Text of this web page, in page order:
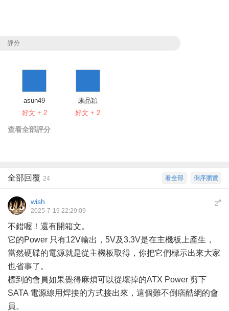
評分
asun49
好文 + 2
康品穎
好文 + 2
查看全部評分
倒序瀏覽
看全部
全部回覆 24
2#
wish
2025-7-19 22:29:09
不錯喔！還有開箱文。
它的Power 只有12V輸出，5V及3.3V是在主機板上產生，
當然硬碟的電源就是從主機板取得，你把它們標示出來大家
也省事了。
標到的會員如果覺得麻煩可以從壞掉的ATX Power 剪下
SATA 電源線用焊接的方式接出來，這個難不倒痞酷網的會
員。